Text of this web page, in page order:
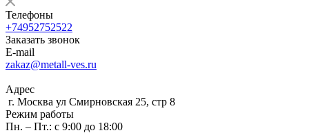
Телефоны
+74952752522
Заказать звонок
E-mail
zakaz@metall-ves.ru
Адрес
г. Москва ул Смирновская 25, стр 8
Режим работы
Пн. – Пт.: с 9:00 до 18:00